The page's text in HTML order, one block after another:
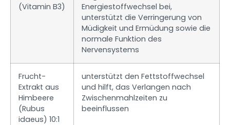
(Vitamin B3)
Energiestoffwechsel bei,
unterstützt die Verringerung von
Müdigkeit und Ermüdung sowie die
normale Funktion des
Nervensystems
Frucht-
Extrakt aus
Himbeere
(Rubus
idaeus) 10:1
unterstützt den Fettstoffwechsel
und hilft, das Verlangen nach
Zwischenmahlzeiten zu
beeinflussen